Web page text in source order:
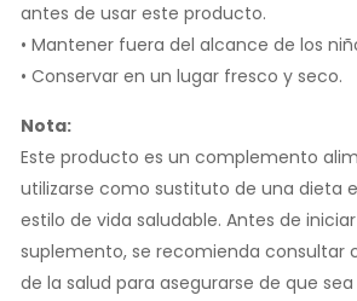
antes de usar este producto.
• Mantener fuera del alcance de los
• Conservar en un lugar fresco y seco.
Nota:
Este producto es un complemento
utilizarse como sustituto de una dieta
estilo de vida saludable. Antes de
suplemento, se recomienda consultar
de la salud para asegurarse de que